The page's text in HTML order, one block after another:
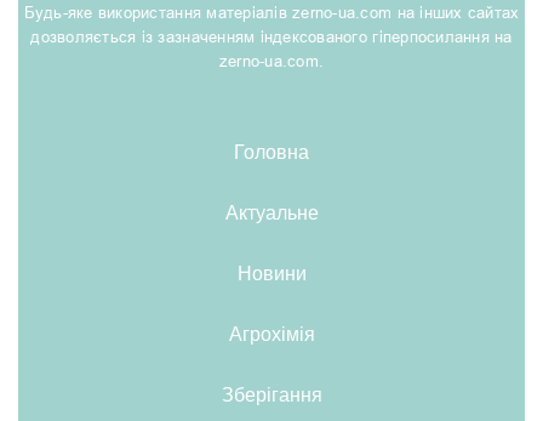
Будь-яке використання матеріалів zerno-ua.com на інших сайтах
дозволяється із зазначенням індексованого гіперпосилання на
zerno-ua.com.
Головна
Актуальне
Новини
Агрохімія
Зберігання